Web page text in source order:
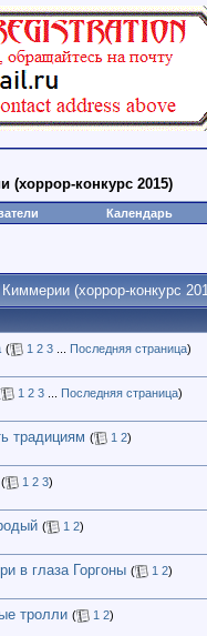
(хоррор-конкурс 2015)
Календарь
(хоррор-конкурс
( 1 2 3 Последняя страница)
1 2 3 Последняя страница)
традициям ( 1 2)
( 1 2 3)
( 1 2)
в глаза Горгоны ( 1 2)
тролли ( 1 2)